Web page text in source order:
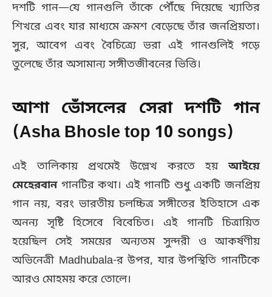
দশটি গান—যে গানগুলি তাঁকে পৌঁছে দিয়েছে খ্যাতির
শিখরে এবং যার মাধ্যমে ক্রমশ বেড়েছে তাঁর জনপ্রিয়তা।
সুর, আবেগ এবং বৈচিত্র্যে ভরা এই গানগুলিই গড়ে
তুলেছে তাঁর অসামান্য সঙ্গীতজীবনের ভিত্তি।
আশা ভোঁসলের সেরা দশটি গান
(Asha Bhosle top 10 songs)
এই তালিকায় প্রথমেই উল্লেখ করতে হয়আইয়ে
মেহেরবানগানটির কথা। এই গানটি শুধু একটি জনপ্রিয়
গান নয়, বরং ভারতীয় চলচ্চিত্র সঙ্গীতের ইতিহাসে এক
অনন্য সৃষ্টি হিসেবে বিবেচিত। এই গানটি চিত্রায়িত
হয়েছিল সেই সময়ের অন্যতম সুন্দরী ও আকর্ষণীয়
অভিনেত্রী Madhubala-র উপর, যার উপস্থিতি গানটিকে
আরও মোহময় করে তোলে।